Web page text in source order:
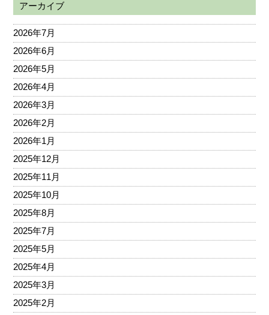
アーカイブ
2026年7月
2026年6月
2026年5月
2026年4月
2026年3月
2026年2月
2026年1月
2025年12月
2025年11月
2025年10月
2025年8月
2025年7月
2025年5月
2025年4月
2025年3月
2025年2月